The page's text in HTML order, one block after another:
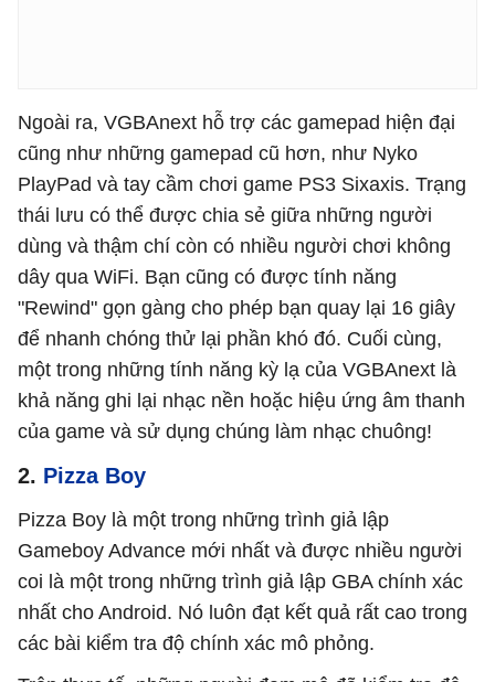
Ngoài ra, VGBAnext hỗ trợ các gamepad hiện đại
cũng như những gamepad cũ hơn, như Nyko
PlayPad và tay cầm chơi game PS3 Sixaxis. Trạng
thái lưu có thể được chia sẻ giữa những người
dùng và thậm chí còn có nhiều người chơi không
dây qua WiFi. Bạn cũng có được tính năng
"Rewind" gọn gàng cho phép bạn quay lại 16 giây
để nhanh chóng thử lại phần khó đó. Cuối cùng,
một trong những tính năng kỳ lạ của VGBAnext là
khả năng ghi lại nhạc nền hoặc hiệu ứng âm thanh
của game và sử dụng chúng làm nhạc chuông!
2. Pizza Boy
Pizza Boy là một trong những trình giả lập
Gameboy Advance mới nhất và được nhiều người
coi là một trong những trình giả lập GBA chính xác
nhất cho Android. Nó luôn đạt kết quả rất cao trong
các bài kiểm tra độ chính xác mô phỏng.